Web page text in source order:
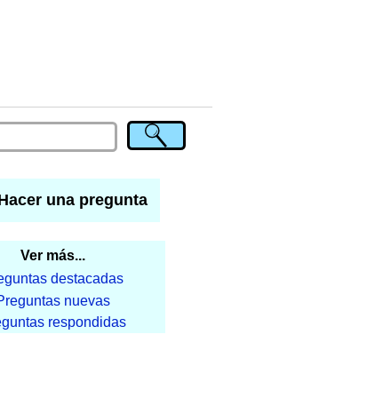
una pregunta
Ver más...
destacadas
nuevas
respondidas